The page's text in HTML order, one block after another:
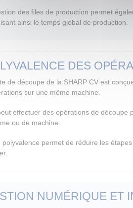
des files de production permet
ainsi le temps global de production.
DES
de découpe de la SHARP CV est
sur une même machine.
effectuer des opérations de
ou de machine.
polyvalence permet de réduire les
NUMÉRIQUE ET